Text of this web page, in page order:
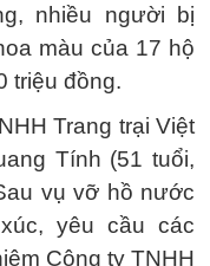
nhiều người bị
màu của 17 hộ
triệu đồng.
Trang trại Việt
Tính (51 tuổi,
vụ vỡ hồ nước
yêu cầu các
Công ty TNHH